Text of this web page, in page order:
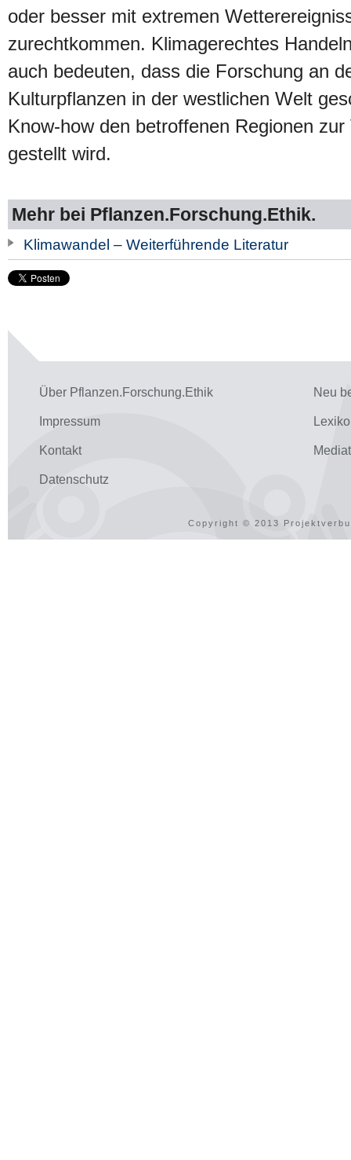
oder besser mit extremen
zurechtkommen. Klimagerechtes
auch bedeuten, dass die Forschung an
Kulturpflanzen in der westlichen Welt
Know-how den betroffenen Regionen zur
gestellt wird.
Mehr bei Pflanzen.Forschung.Ethik.
Klimawandel – Weiterführende Literatur
Über Pflanzen.Forschung.Ethik
Impressum
Kontakt
Datenschutz
Neu
Copyright © 2013